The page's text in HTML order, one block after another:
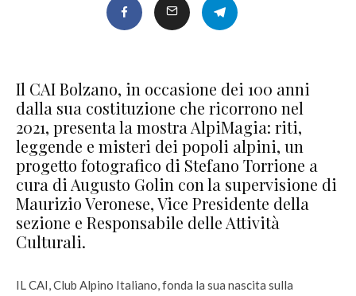
Il CAI Bolzano, in occasione dei 100 anni
dalla sua costituzione che ricorrono nel
2021, presenta la mostra AlpiMagia: riti,
leggende e misteri dei popoli alpini, un
progetto fotografico di Stefano Torrione a
cura di Augusto Golin con la supervisione di
Maurizio Veronese, Vice Presidente della
sezione e Responsabile delle Attività
Culturali.
IL CAI, Club Alpino Italiano, fonda la sua nascita sulla